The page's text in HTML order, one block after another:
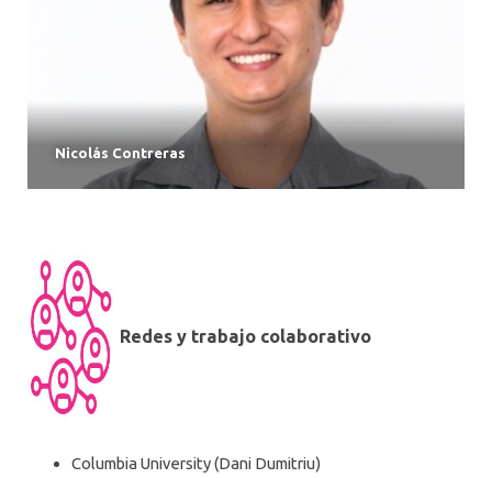
Nicolás Contreras
Redes y trabajo colaborativo
Columbia University (Dani Dumitriu)